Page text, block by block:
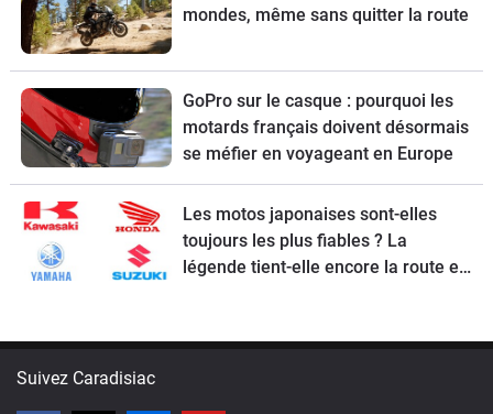
mondes, même sans quitter la route
GoPro sur le casque : pourquoi les
motards français doivent désormais
se méfier en voyageant en Europe
Les motos japonaises sont-elles
toujours les plus fiables ? La
légende tient-elle encore la route en
Suivez Caradisiac